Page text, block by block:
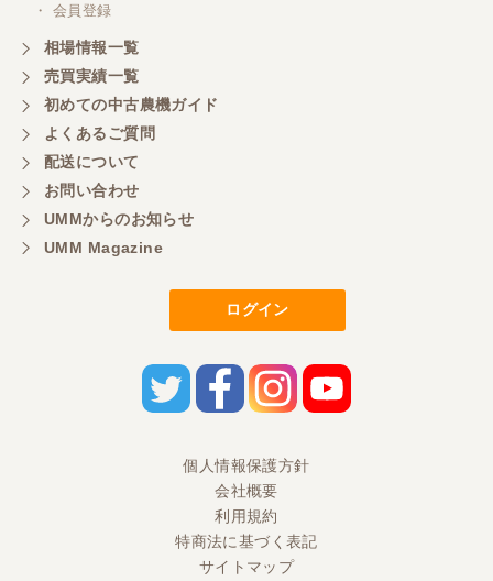
・ 会員登録
相場情報一覧
売買実績一覧
初めての中古農機ガイド
よくあるご質問
配送について
お問い合わせ
UMMからのお知らせ
UMM Magazine
ログイン
個人情報保護方針
会社概要
利用規約
特商法に基づく表記
サイトマップ